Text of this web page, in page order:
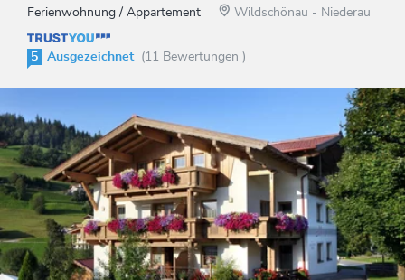
Ferienwohnung / Appartement Wildschönau - Niederau
5 Ausgezeichnet (11 Bewertungen )